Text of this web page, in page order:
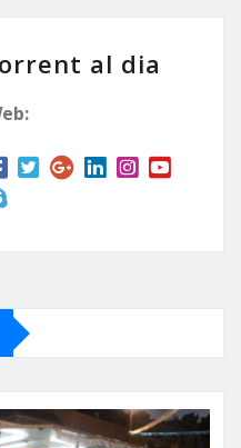
al dia